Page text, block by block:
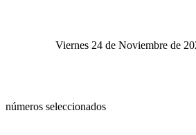
Viernes 24 de Noviembre de
números seleccionados